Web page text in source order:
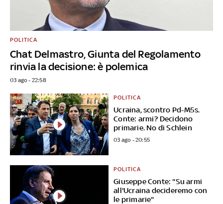
Chat Delmastro, Giunta del Regolamento
rinvia la decisione: è polemica
POLITICA
03 ago - 22:58
Ucraina, scontro Pd-M5s.
Conte: armi? Decidono
primarie. No di Schlein
POLITICA
03 ago - 20:55
Giuseppe Conte: "Su armi
all'Ucraina decideremo con
le primarie"
POLITICA